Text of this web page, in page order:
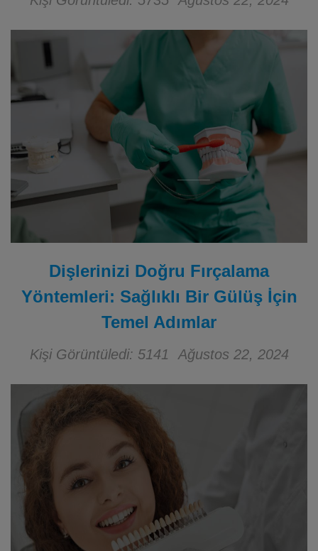
Dişlerinizi Doğru Fırçalama
Yöntemleri: Sağlıklı Bir Gülüş İçin
Temel Adımlar
Kişi Görüntüledi: 5141 Ağustos 22, 2024